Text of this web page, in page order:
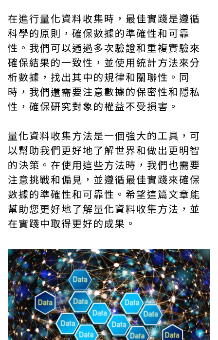
在進行量化資料收集時，最佳實踐是遵循
科學的原則，確保數據的準確性和可靠
性。我們可以通過多次驗證和重複實驗來
確保結果的一致性，並使用統計方法來分
析數據，找出其中的規律和關聯性。同
時，我們還需要注意數據的保密性和隱私
性，確保研究對象的權益不受損害。
量化資料收集方法是一個強大的工具，可
以幫助我們更好地了解世界和做出更明智
的決策。在使用這些方法時，我們也需要
注意挑戰和偏見，並遵循最佳實踐來確保
數據的準確性和可靠性。希望這篇文章能
幫助您更好地了解量化資料收集方法，並
在實踐中取得更好的成果。